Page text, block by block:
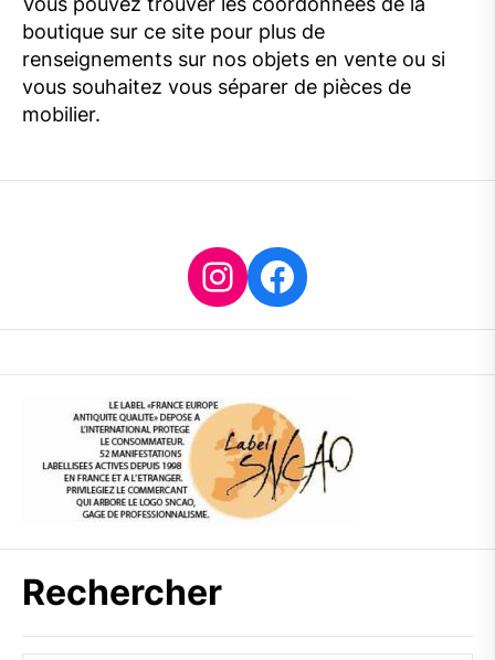
boutique sur ce site pour plus de
renseignements sur nos objets en vente ou si
vous souhaitez vous séparer de pièces de
mobilier.
Instagram
Facebook
Rechercher